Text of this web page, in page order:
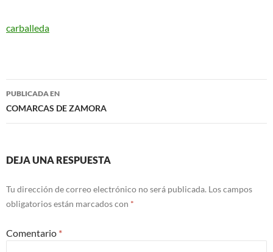
carballeda
Navegación
de
PUBLICADA EN
COMARCAS DE ZAMORA
DEJA UNA RESPUESTA
Tu dirección de correo electrónico no será publicada. Los campos
obligatorios están marcados con *
Comentario *